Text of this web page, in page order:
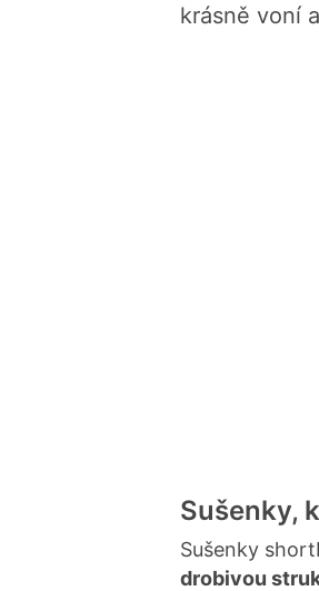
krásně voní
Sušenky,
Sušenky
drobivou